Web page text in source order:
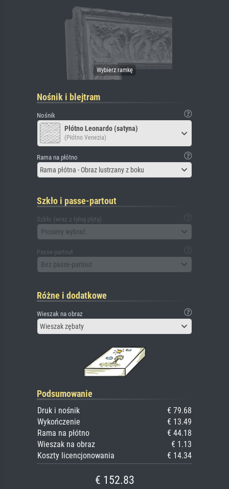
Nośnik i blejtram
Nośnik
Płótno Leonardo (satyna)
(Płótno Venezia)
Rama na płótno
Rama płótna - Obraz lustrzany z boku
Szkło i passe-partout
Szkło (wraz z tylną płytą)
Prosimy wybrać
Passe-partout
Bez passe-partout
Różne i dodatkowe
Wieszak na obraz
Wieszak zębaty
Podsumowanie
Druk i nośnik
€ 79.68
Wykończenie
€ 13.49
Rama na płótno
€ 44.18
Wieszak na obraz
€ 1.13
Koszty licencjonowania
€ 14.34
€ 152.83